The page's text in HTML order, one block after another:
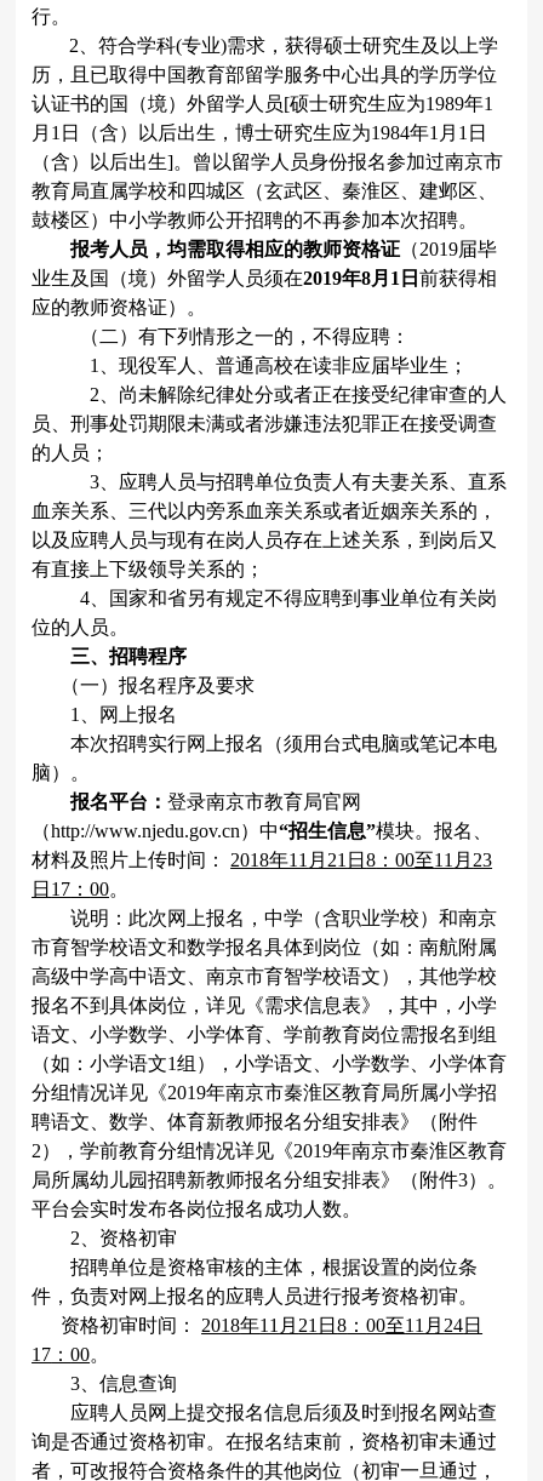
行。
2 、符合学科(专业)需求，获得硕士研究生及以上学
历，且已取得中国教育部留学服务中心出具的学历学位
认证书的国（境）外留学人员[硕士研究生应为1989年1
月 1 日（含）以后出生，博士研究生应为1984年1 月 1 日
（含）以后出生]。曾以留学人员身份报名参加过南京市
教育局直属学校和四城区（玄武区、秦淮区、建邺区、
鼓楼区）中小学教师公开招聘的不再参加本次招聘。
报考人员，均需取得相应的教师资格证 （2019届毕
业生及国（境）外留学人员须在2019年8月 1 日前获得相
应的教师资格证）。
（二）有下列情形之一的，不得应聘：
1
、现役军人、普通高校在读非应届毕业生；
2 、尚未解除纪律处分或者正在接受纪律审查的人
员、刑事处罚期限未满或者涉嫌违法犯罪正在接受调查
的人员；
3 、应聘人员与招聘单位负责人有夫妻关系、直系
血亲关系、三代以内旁系血亲关系或者近姻亲关系的，
以及应聘人员与现有在岗人员存在上述关系，到岗后又
有直接上下级领导关系的；
4 、国家和省另有规定不得应聘到事业单位有关岗
位的人员。
三、招聘程序
（一）报名程序及要求
1
、网上报名
本次招聘实行网上报名（须用台式电脑或笔记本电
脑）。
报名平台：登录南京市教育局官网
（http://www.njedu.gov.cn）中“招生信息”模块。报名、
材料及照片上传时间：
2018年11 月21 日8 ：00至11 月 23
日 17 ：00。
说明：此次网上报名，中学（含职业学校）和南京
市育智学校语文和数学报名具体到岗位（如：南航附属
高级中学高中语文、南京市育智学校语文），其他学校
报名不到具体岗位，详见《需求信息表》，其中，小学
语文、小学数学、小学体育、学前教育岗位需报名到组
（如：小学语文1组），小学语文、小学数学、小学体育
分组情况详见《2019年南京市秦淮区教育局所属小学招
聘语文、数学、体育新教师报名分组安排表》（附件
2），学前教育分组情况详见《2019年南京市秦淮区教育
局所属幼儿园招聘新教师报名分组安排表》（附件3）。
平台会实时发布各岗位报名成功人数。
2 、资格初审
招聘单位是资格审核的主体，根据设置的岗位条
件，负责对网上报名的应聘人员进行报考资格初审。
资格初审时间：
2018年11 月 21 日8 ：00至11 月 24日
17 ：00。
3 、信息查询
应聘人员网上提交报名信息后须及时到报名网站查
询是否通过资格初审。在报名结束前，资格初审未通过
者，可改报符合资格条件的其他岗位（初审一旦通过，